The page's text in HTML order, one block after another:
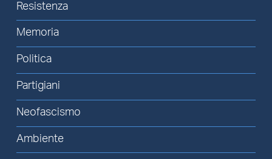
Resistenza
Memoria
Politica
Partigiani
Neofascismo
Ambiente